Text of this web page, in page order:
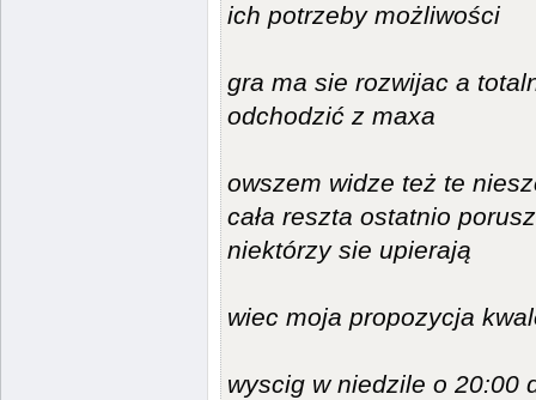
ich potrzeby możliwości
gra ma sie rozwijac a
odchodzić z maxa
owszem widze też te
cała reszta ostatnio
niektórzy sie upierają
wiec moja propozycja
wyscig w niedzile o 20:00